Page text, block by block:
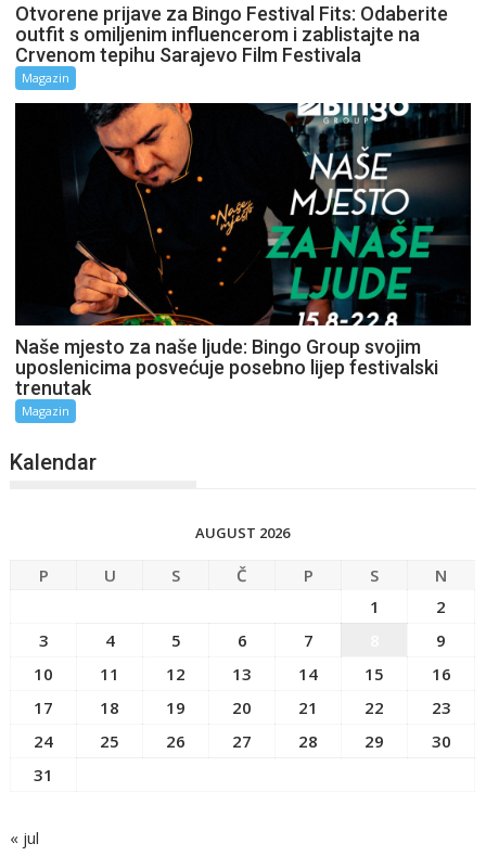
Otvorene prijave za Bingo Festival Fits: Odaberite
outfit s omiljenim influencerom i zablistajte na
Crvenom tepihu Sarajevo Film Festivala
Magazin
Naše mjesto za naše ljude: Bingo Group svojim
uposlenicima posvećuje posebno lijep festivalski
trenutak
Magazin
Kalendar
AUGUST 2026
P U S Č P S
N
1
2
3
4 5 6 7
9
10
11 12 13 14 15
16
17
18 19 20 21 22
23
24
25 26 27 28 29
30
31
« jul